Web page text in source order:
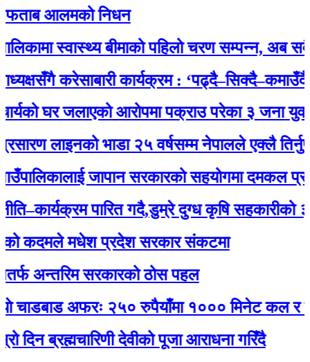
आलमको निधन
स्वास्थ्य बीमाको पहिलो चरण सम्पन्न, अब सबै
करेसाबारी कार्यक्रम : ‘पढ्दै–सिक्दै–कमाउँदै’
घर जलाएको आरोपमा पक्राउ परेका ३ जना
लाइनको भाडा २५ वर्षसम्म नेपालले एक्‍लै तिर्नुपर्ने’
जापान सरकारको सहयोगमा दमकल प्रदान
पारित गदै,डुम्रे दुग्ध कृषि सहकारीको ३२ औं
मधेश प्रदेश सरकार संकटमा
सरकारको ठोस पहल
अफरः २५० रुपैयाँमा १००० मिनेट कल र नेट
ब्रह्मचारिणी देवीको पूजा आराधना गरिँदै